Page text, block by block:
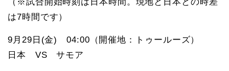
は7時間です）
9月29日(金) 04:00（開催地：トゥールーズ）
日本 VS サモア